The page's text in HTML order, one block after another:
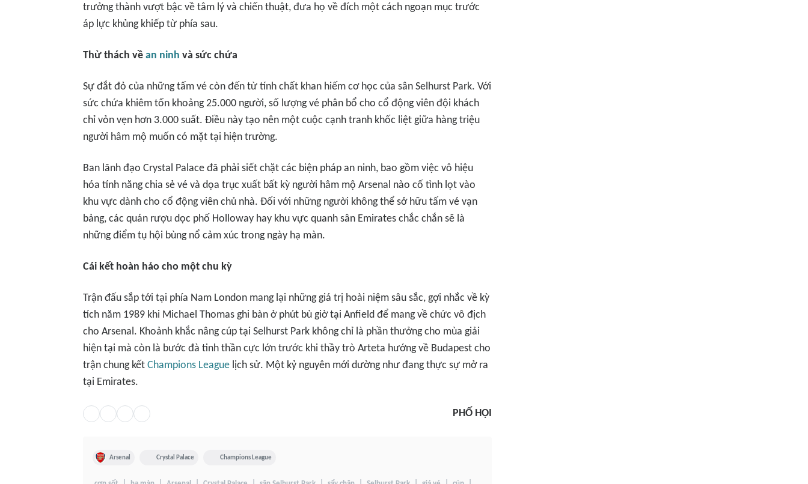
trưởng thành vượt bậc về tâm lý và chiến thuật, đưa họ về đích một cách ngoạn mục trước
áp lực khủng khiếp từ phía sau.
Thử thách về an ninh và sức chứa
Sự đắt đỏ của những tấm vé còn đến từ tính chất khan hiếm cơ học của sân Selhurst Park. Với
sức chứa khiêm tốn khoảng 25.000 người, số lượng vé phân bổ cho cổ động viên đội khách
chỉ vỏn vẹn hơn 3.000 suất. Điều này tạo nên một cuộc cạnh tranh khốc liệt giữa hàng triệu
người hâm mộ muốn có mặt tại hiện trường.
Ban lãnh đạo Crystal Palace đã phải siết chặt các biện pháp an ninh, bao gồm việc vô hiệu
hóa tính năng chia sẻ vé và dọa trục xuất bất kỳ người hâm mộ Arsenal nào cố tình lọt vào
khu vực dành cho cổ động viên chủ nhà. Đối với những người không thể sở hữu tấm vé vạn
bảng, các quán rượu dọc phố Holloway hay khu vực quanh sân Emirates chắc chắn sẽ là
những điểm tụ hội bùng nổ cảm xúc trong ngày hạ màn.
Cái kết hoàn hảo cho một chu kỳ
Trận đấu sắp tới tại phía Nam London mang lại những giá trị hoài niệm sâu sắc, gợi nhắc về kỳ
tích năm 1989 khi Michael Thomas ghi bàn ở phút bù giờ tại Anfield để mang về chức vô địch
cho Arsenal. Khoảnh khắc nâng cúp tại Selhurst Park không chỉ là phần thưởng cho mùa giải
hiện tại mà còn là bước đà tinh thần cực lớn trước khi thầy trò Arteta hướng về Budapest cho
trận chung kết Champions League lịch sử. Một kỷ nguyên mới dường như đang thực sự mở ra
tại Emirates.
PHỐ HỘI
Arsenal Crystal Palace Champions League